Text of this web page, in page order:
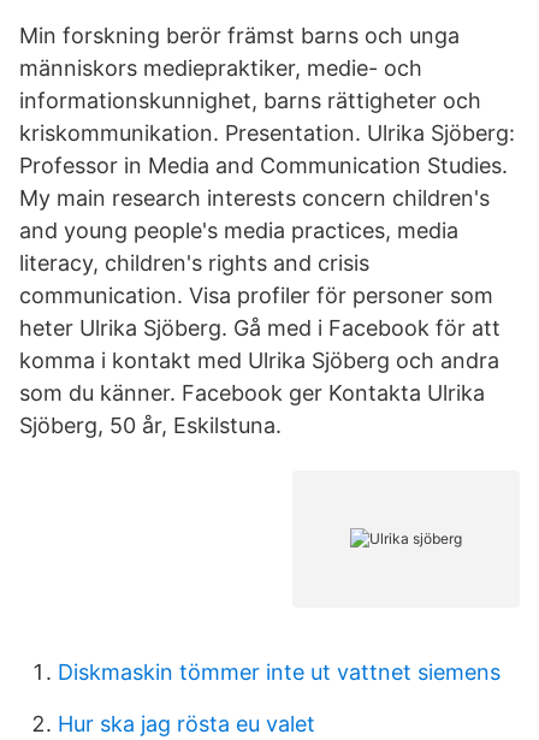
Min forskning berör främst barns och unga
människors mediepraktiker, medie- och
informationskunnighet, barns rättigheter och
kriskommunikation. Presentation. Ulrika Sjöberg:
Professor in Media and Communication Studies.
My main research interests concern children's
and young people's media practices, media
literacy, children's rights and crisis
communication. Visa profiler för personer som
heter Ulrika Sjöberg. Gå med i Facebook för att
komma i kontakt med Ulrika Sjöberg och andra
som du känner. Facebook ger Kontakta Ulrika
Sjöberg, 50 år, Eskilstuna.
Diskmaskin tömmer inte ut vattnet siemens
Hur ska jag rösta eu valet